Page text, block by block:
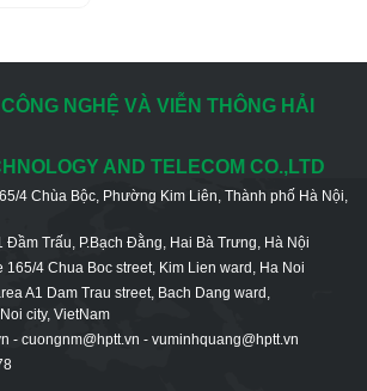
NGHỆ VÀ VIỄN THÔNG HẢI
AND TELECOM CO.,LTD
4 Chùa Bộc, Phường Kim Liên, Thành phố Hà Nội,
Đầm Trấu, P.Bạch Đằng, Hai Bà Trưng, Hà Nội
165/4 Chua Boc street, Kim Lien ward, Ha Noi
A1 Dam Trau street, Bach Dang ward,
city, VietNam
- cuongnm@hptt.vn - vuminhquang@hptt.vn